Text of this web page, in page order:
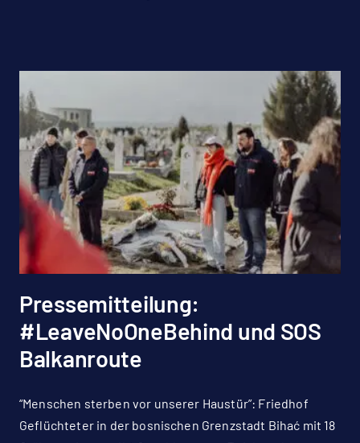
Pressemitteilung:
#LeaveNoOneBehind und SOS
Balkanroute
“Menschen sterben vor unserer Haustür”: Friedhof
Geflüchteter in der bosnischen Grenzstadt Bihać mit 18